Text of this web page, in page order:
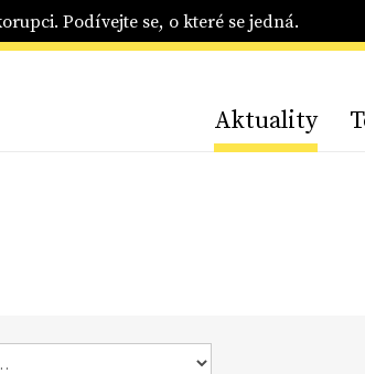
Podívejte se, o které se jedná.
Aktuality